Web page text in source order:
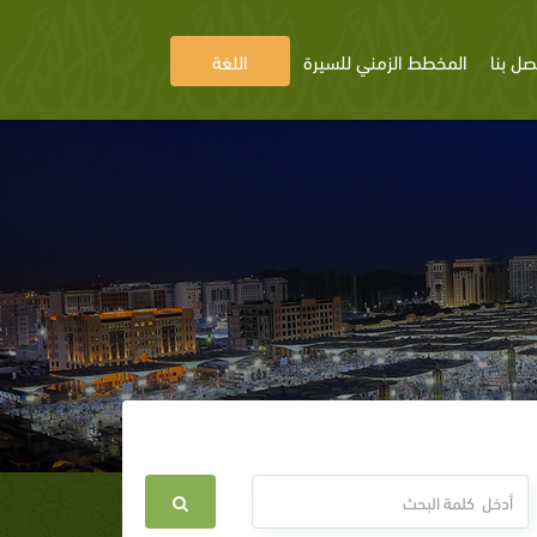
بنا المخطط الزمني للسيرة اللغة